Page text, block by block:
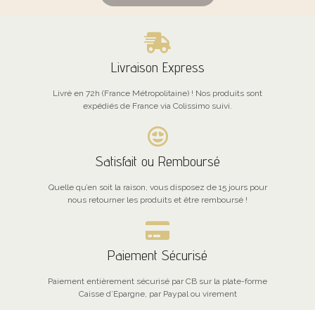
Livraison Express
Livré en 72h (France Métropolitaine) ! Nos produits sont
expédiés de France via Colissimo suivi.
Satisfait ou Remboursé
Quelle qu’en soit la raison, vous disposez de 15 jours pour
nous retourner les produits et être remboursé !
Paiement Sécurisé
Paiement entièrement sécurisé par CB sur la plate-forme
Caisse d’Epargne, par Paypal ou virement